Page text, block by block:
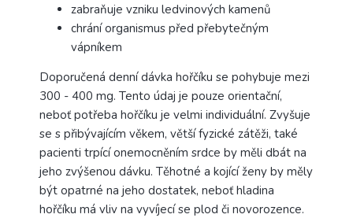
zabraňuje vzniku ledvinových kamenů
chrání organismus před přebytečným
vápníkem
Doporučená denní dávka hořčíku se pohybuje mezi
300 - 400 mg. Tento údaj je pouze orientační,
neboť potřeba hořčíku je velmi individuální. Zvyšuje
se s přibývajícím věkem, větší fyzické zátěži, také
pacienti trpící onemocněním srdce by měli dbát na
jeho zvýšenou dávku. Těhotné a kojící ženy by měly
být opatrné na jeho dostatek, neboť hladina
hořčíku má vliv na vyvíjecí se plod či novorozence.